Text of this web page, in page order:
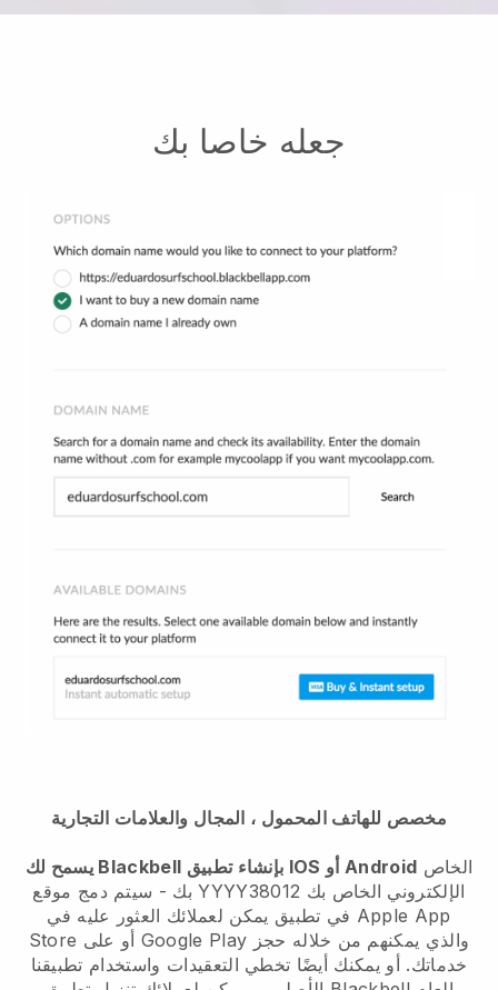
جعله خاصا بك
مخصص للهاتف المحمول ، المجال والعلامات التجارية
يسمح لك Blackbell بإنشاء تطبيق IOS أو Android
بك - سيتم دمج موقع YYYY38012 الإلكتروني الخاص بك
في تطبيق يمكن لعملائك العثور عليه في Apple App
Store أو على Google Play والذي يمكنهم من خلاله حجز
خدماتك. أو يمكنك أيضًا تخطي التعقيدات واستخدام تطبيقنا